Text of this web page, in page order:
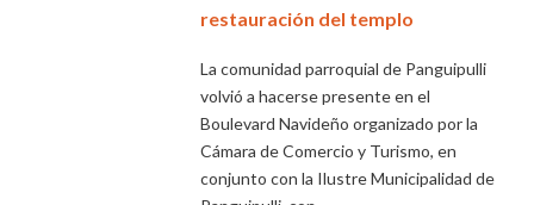
restauración del templo
La comunidad parroquial de Panguipulli
volvió a hacerse presente en el
Boulevard Navideño organizado por la
Cámara de Comercio y Turismo, en
conjunto con la Ilustre Municipalidad de